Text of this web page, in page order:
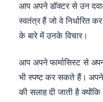
आप अपने डॉक्टर से उन
स्वतंत्र हैं जो वे निर्धारित
के बारे में उनके विचार।
आप अपने फार्मासिस्ट से
भी स्पष्ट कर सकते हैं। अपने
की सलाह दी जाती है